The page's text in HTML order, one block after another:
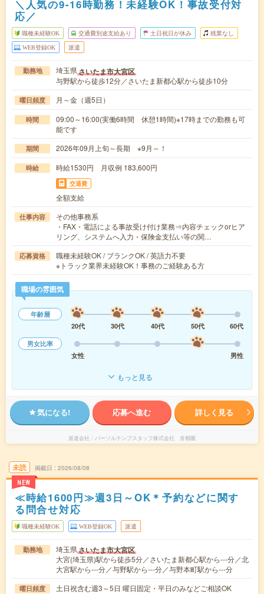
＼人気の9-16時勤務！未経験OK！事故受付対
応／
職種未経験OK 交通費別途支給あり 土日祝日が休み 残業なし
WEB登録OK 派遣
勤務地 埼玉県さいたま市大宮区
与野駅から徒歩12分／さいたま新都心駅から徒歩10分
曜日頻度 月～金（週5日）
時間
09:00～16:00(実働6時間 休憩1時間)※17時までの勤務も可
能です
期間 2026年09月上旬～長期 ※9月～！
時給 時給1530円 月収例 183,600円
交通費
全額支給
仕事内容
その他事務系
・FAX・電話による事故受け付け業務⇒内容チェックorヒア
リング、システムへ入力・保険金支払い等の関…
応募資格
職種未経験OK / ブランクOK / 英語力不要
※トラック業界未経験OK！事務のご経験ある方
職場の雰囲気
年齢層
20代
30代 40代 50代
60代
男女比率
女性
男性
もっと見る
気になる! 応募へ進む 詳しく見る
派遣会社 パーソルテンプスタッフ株式会社 首都圏
未読
NEW
掲載日 2026/08/08
≪時給1600円≫週3日～OK＊予約などに関す
る問合せ対応
職種未経験OK WEB登録OK 派遣
勤務地 埼玉県さいたま市大宮区
大宮(埼玉県)駅から徒歩5分／さいたま新都心駅から---分／北
大宮駅から---分／与野駅から---分／与野本町駅から---分
曜日頻度 土日祝含む週3～5日 曜日固定・平日のみなどご相談OK